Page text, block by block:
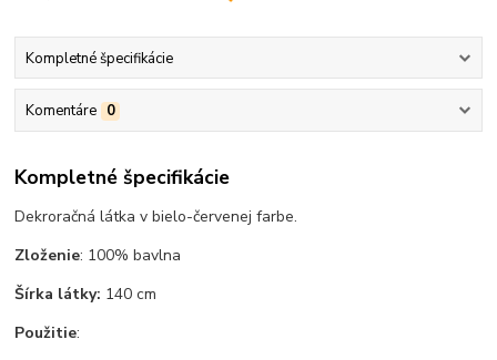
Kompletné špecifikácie
Komentáre 0
Kompletné špecifikácie
Dekroračná látka v bielo-červenej farbe.
Zloženie: 100% bavlna
Šírka látky: 140 cm
Použitie: